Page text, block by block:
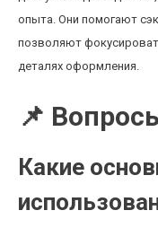
опыта. Они помогают
позволяют
деталях оформления.
📌
Какие